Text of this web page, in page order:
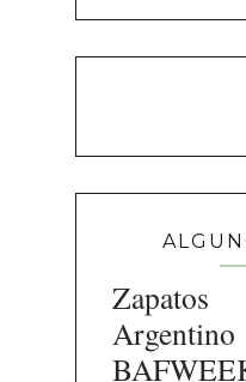
Zapatos
Argentino